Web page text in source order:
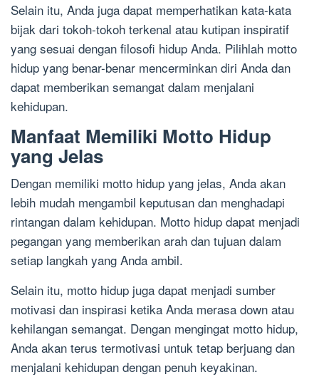
Selain itu, Anda juga dapat memperhatikan kata-kata
bijak dari tokoh-tokoh terkenal atau kutipan inspiratif
yang sesuai dengan filosofi hidup Anda. Pilihlah motto
hidup yang benar-benar mencerminkan diri Anda dan
dapat memberikan semangat dalam menjalani
kehidupan.
Manfaat Memiliki Motto Hidup
yang Jelas
Dengan memiliki motto hidup yang jelas, Anda akan
lebih mudah mengambil keputusan dan menghadapi
rintangan dalam kehidupan. Motto hidup dapat menjadi
pegangan yang memberikan arah dan tujuan dalam
setiap langkah yang Anda ambil.
Selain itu, motto hidup juga dapat menjadi sumber
motivasi dan inspirasi ketika Anda merasa down atau
kehilangan semangat. Dengan mengingat motto hidup,
Anda akan terus termotivasi untuk tetap berjuang dan
menjalani kehidupan dengan penuh keyakinan.